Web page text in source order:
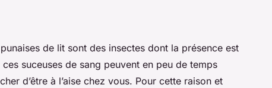
de lit sont des insectes dont la présence est
suceuses de sang peuvent en peu de temps
d’être à l’aise chez vous. Pour cette raison et